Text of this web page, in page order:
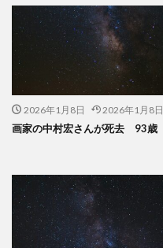
2026年1月8日 2026年1月8日
画家の中村宏さんが死去 93歳